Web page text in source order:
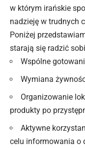
w którym irańskie
nadzieję w trudnych
Poniżej
starają się radzić
Wspólne
Wymiana
Organizowanie
produkty po
Aktywne
celu informowania o